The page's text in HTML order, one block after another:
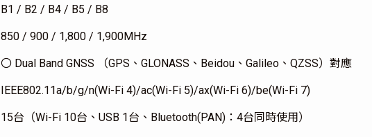
B1 / B2 / B4 / B5 / B8
850 / 900 / 1,800 / 1,900MHz
〇 Dual Band GNSS （GPS、GLONASS、Beidou、Galileo、QZSS）對應
IEEE802.11a/b/g/n(Wi-Fi 4)/ac(Wi-Fi 5)/ax(Wi-Fi 6)/be(Wi-Fi 7)
15台（Wi-Fi 10台、USB 1台、Bluetooth(PAN)：4台同時使用）